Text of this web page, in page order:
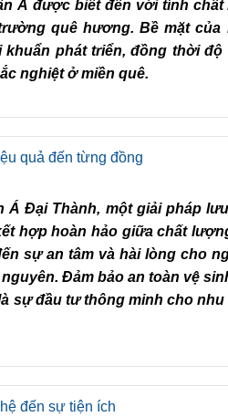
Á được biết đến với tính chất
quê hương. Bề mặt của
phát triển, đồng thời độ
nghiệt ở miền quê.
quả đến từng đồng
Á Đại Thành, một giải pháp
hợp hoàn hảo giữa chất
sự an tâm và hài lòng cho
Đảm bảo an toàn vệ
sự đầu tư thông minh cho nhu
đến sự tiện ích